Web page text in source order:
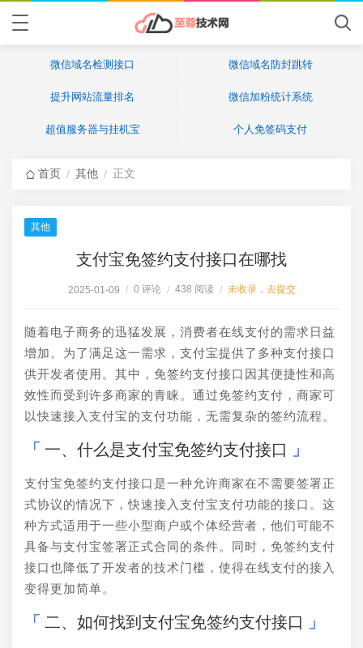
微信域名检测接口 微信域名防封跳转
提升网站流量排名 微信加粉统计系统
超值服务器与挂机宝 个人免签码支付
首页 / 其他 / 正文
其他
支付宝免签约支付接口在哪找
2025-01-09 / 0 评论 / 438 阅读 / 未收录，去提交
随着电子商务的迅猛发展，消费者在线支付的需求日益
增加。为了满足这一需求，支付宝提供了多种支付接口
供开发者使用。其中，免签约支付接口因其便捷性和高
效性而受到许多商家的青睐。通过免签约支付，商家可
以快速接入支付宝的支付功能，无需复杂的签约流程。
一、什么是支付宝免签约支付接口
支付宝免签约支付接口是一种允许商家在不需要签署正
式协议的情况下，快速接入支付宝支付功能的接口。这
种方式适用于一些小型商户或个体经营者，他们可能不
具备与支付宝签署正式合同的条件。同时，免签约支付
接口也降低了开发者的技术门槛，使得在线支付的接入
变得更加简单。
二、如何找到支付宝免签约支付接口